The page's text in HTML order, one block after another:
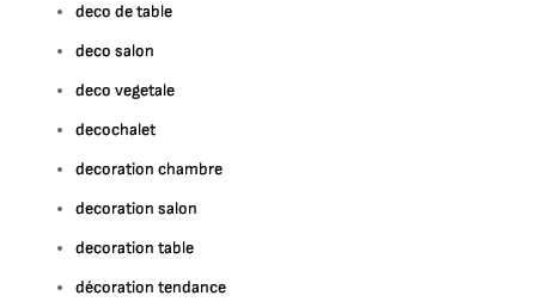
deco de table
deco salon
deco vegetale
decochalet
decoration chambre
decoration salon
decoration table
décoration tendance